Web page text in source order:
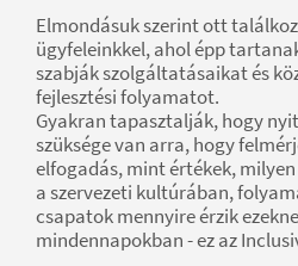
Elmondásuk szerint ott
ügyfeleinkkel, ahol épp
szabják szolgáltatásaikat és
fejlesztési folyamatot.
Gyakran tapasztalják, hogy
szüksége van arra, hogy
elfogadás, mint értékek,
a szervezeti kultúrában,
csapatok mennyire érzik
mindennapokban - ez az